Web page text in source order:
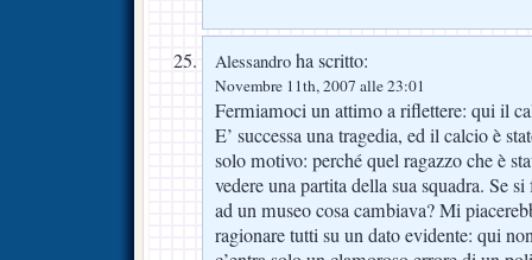
Alessandro ha scritto:
Novembre 11th, 2007 alle 23:01
Fermiamoci un attimo a riflettere: qui il
E’ successa una tragedia, ed il calcio è
solo motivo: perché quel ragazzo che è
vedere una partita della sua squadra. Se
ad un museo cosa cambiava? Mi
ragionare tutti su un dato evidente: qui